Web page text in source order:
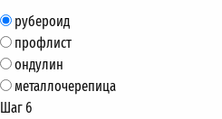
рубероид
профлист
ондулин
металлочерепица
Шаг 6